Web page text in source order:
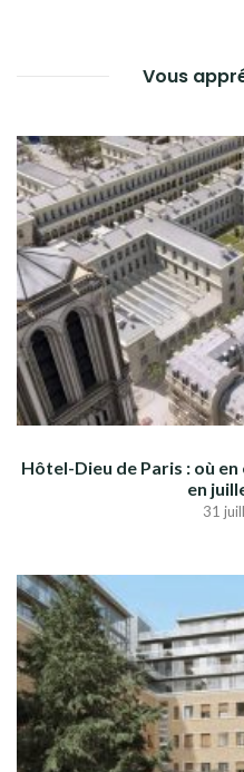
Vous
Hôtel-Dieu de Paris : où
en
31